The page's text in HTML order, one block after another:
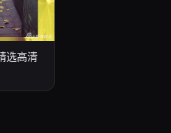
选高清